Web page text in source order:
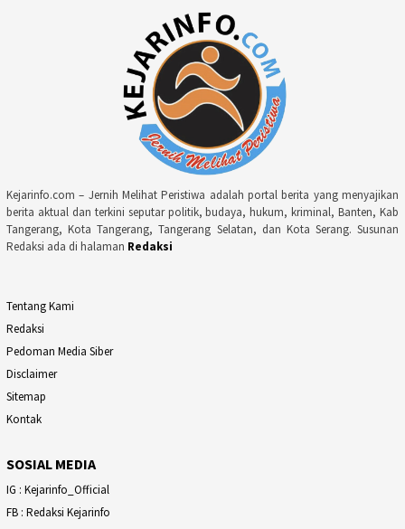
Kejarinfo.com – Jernih Melihat Peristiwa adalah portal berita yang menyajikan
berita aktual dan terkini seputar politik, budaya, hukum, kriminal, Banten, Kab
Tangerang, Kota Tangerang, Tangerang Selatan, dan Kota Serang. Susunan
Redaksi ada di halaman Redaksi
Tentang Kami
Redaksi
Pedoman Media Siber
Disclaimer
Sitemap
Kontak
SOSIAL MEDIA
IG : Kejarinfo_Official
FB : Redaksi Kejarinfo